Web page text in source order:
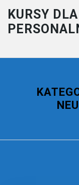
content
KURSY